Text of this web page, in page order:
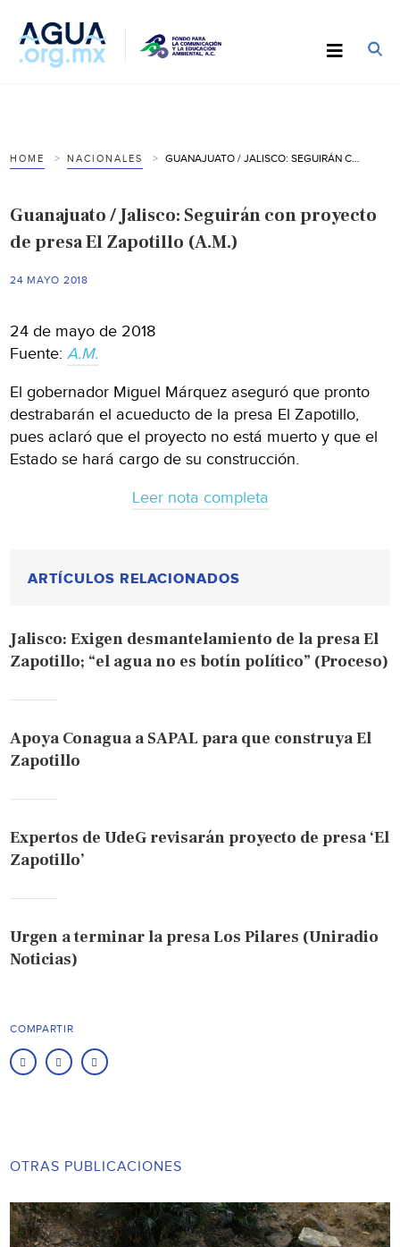
HOME NACIONALES
Guanajuato / Jalisco: Seguirán con proyecto
de presa El Zapotillo (A.M.)
24 MAYO 2018
24 de mayo de 2018
Fuente:A.M.
El gobernador Miguel Márquez aseguró que pronto
destrabarán el acueducto de la presa El Zapotillo,
pues aclaró que el proyecto no está muerto y que el
Estado se hará cargo de su construcción.
Leer nota completa
ARTÍCULOS RELACIONADOS
Jalisco: Exigen desmantelamiento de la presa El
Zapotillo; “el agua no es botín político” (Proceso)
Apoya Conagua a SAPAL para que construya El
Zapotillo
Expertos de UdeG revisarán proyecto de presa ‘El
Zapotillo’
Urgen a terminar la presa Los Pilares (Uniradio
Noticias)
COMPARTIR
OTRAS PUBLICACIONES